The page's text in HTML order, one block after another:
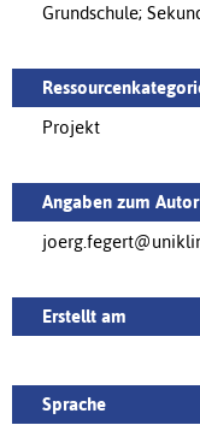
Grundschule;
Projekt
Angaben zum
Erstellt am
Sprache